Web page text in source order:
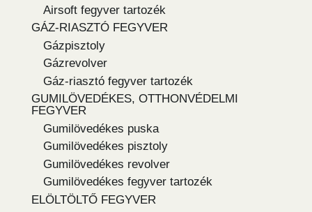
Airsoft fegyver tartozék
GÁZ-RIASZTÓ FEGYVER
Gázpisztoly
Gázrevolver
Gáz-riasztó fegyver tartozék
GUMILÖVEDÉKES, OTTHONVÉDELMI
FEGYVER
Gumilövedékes puska
Gumilövedékes pisztoly
Gumilövedékes revolver
Gumilövedékes fegyver tartozék
ELÖLTÖLTŐ FEGYVER